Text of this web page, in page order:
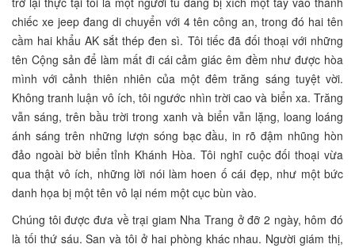
chiếc xe jeep đang di chuyển với 4 tên công an, trong đó hai tên
cầm hai khẩu AK sắt thép đen sì. Tôi tiếc đã đối thoại với những
tên Cộng sản để làm mất đi cái cảm giác êm đềm như được hòa
mình với cảnh thiên nhiên của một đêm trăng sáng tuyệt vời.
Không tranh luận vô ích, tôi ngước nhìn trời cao và biển xa. Trăng
vẫn sáng, trên bầu trời trong xanh và biển vẫn lặng, loang loáng
ánh sáng trên những lượn sóng bạc đầu, in rõ đậm nhũng hòn
đảo ngoài bờ biển tỉnh Khánh Hòa. Tôi nghĩ cuộc đối thoại vừa
qua thật vô ích, những lời nói làm hoen ố cái đẹp, như một bức
danh họa bị một tên vô lại ném một cục bùn vào.
Chúng tôi được đưa về trại giam Nha Trang ở đỡ 2 ngày, hôm đó
là tối thứ sáu. San và tôi ở hai phòng khác nhau. Người giám thị,